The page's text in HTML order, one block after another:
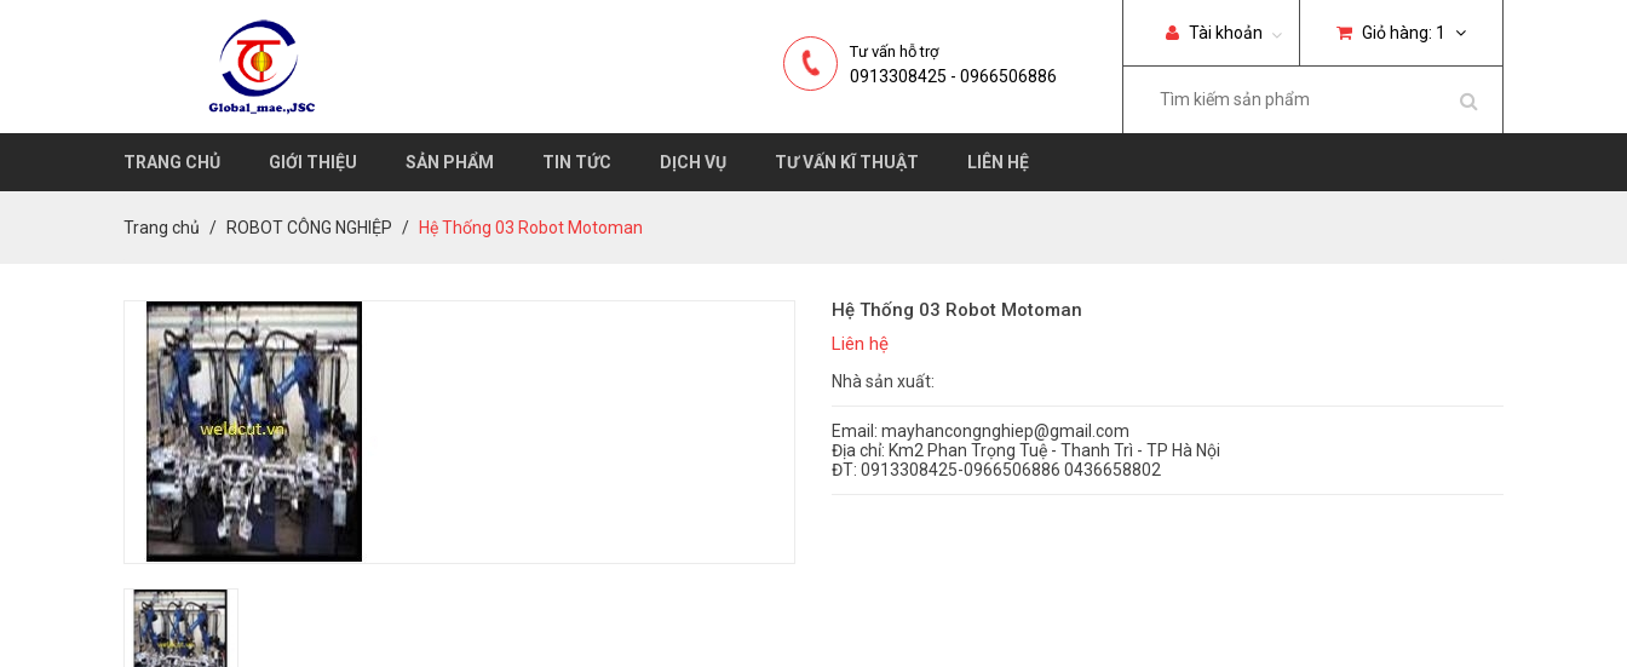
Tài khoản Giỏ hàng: 1
Tư vấn hỗ trợ
0913308425 - 0966506886
TRANG CHỦ GIỚI THIỆU SẢN PHẨM TIN TỨC DỊCH VỤ TƯ VẤN KĨ THUẬT LIÊN HỆ
Trang chủ ROBOT CÔNG NGHIỆP Hệ Thống 03 Robot Motoman
Hệ Thống 03 Robot Motoman
Liên hệ
Nhà sản xuất:
Email: mayhancongnghiep@gmail.com
Địa chỉ: Km2 Phan Trọng Tuệ - Thanh Trì - TP Hà Nội
ĐT: 0913308425-0966506886 0436658802